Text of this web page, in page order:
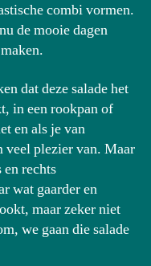
combi vormen.
de mooie dagen
dat deze salade het
in een rookpan of
en als je van
veel plezier van. Maar
rechts
wat gaarder en
maar zeker niet
we gaan die salade